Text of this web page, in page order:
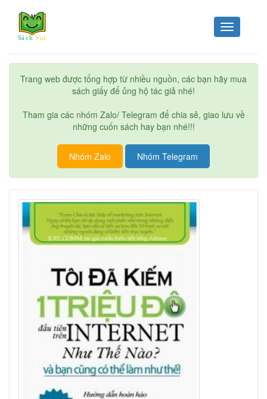
Toggle
navigation
Trang web được tổng hợp từ nhiều nguồn, các bạn hãy mua
sách giấy để ủng hộ tác giả nhé!
Tham gia các nhóm Zalo/ Telegram để chia sẻ, giao lưu về
những cuốn sách hay bạn nhé!!!
Nhóm Zalo Nhóm Telegram